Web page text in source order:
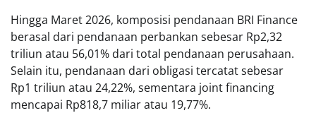
Hingga Maret 2026, komposisi pendanaan BRI Finance
berasal dari pendanaan perbankan sebesar Rp2,32
triliun atau 56,01% dari total pendanaan perusahaan.
Selain itu, pendanaan dari obligasi tercatat sebesar
Rp1 triliun atau 24,22%, sementara joint financing
mencapai Rp818,7 miliar atau 19,77%.